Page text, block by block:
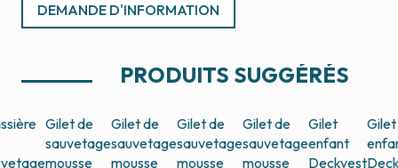
DEMANDE D'INFORMATION
PRODUITS SUGGÉRÉS
Gilet de
sauvetage
mousse
Gilet de
sauvetage
mousse
Gilet de
sauvetage
mousse
Gilet de
sauvetage
mousse
Gilet
enfant
Deckvest
Gilet